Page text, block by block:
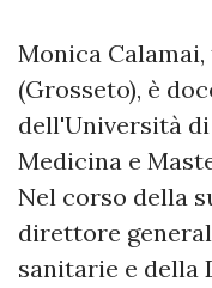
Monica
(Grosseto), è
dell'Università
Medicina e
Nel corso della
direttore
sanitarie e